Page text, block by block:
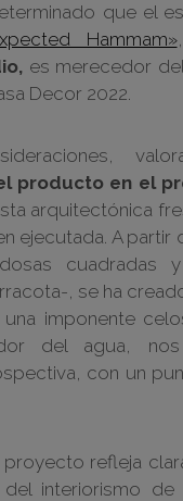
que el
Hammam»
es merecedor
Decor 2022.
producto en el
arquitectónica
ejecutada. A partir
cuadradas
, se ha
imponente
del agua,
con un
proyecto refleja
del interiorismo